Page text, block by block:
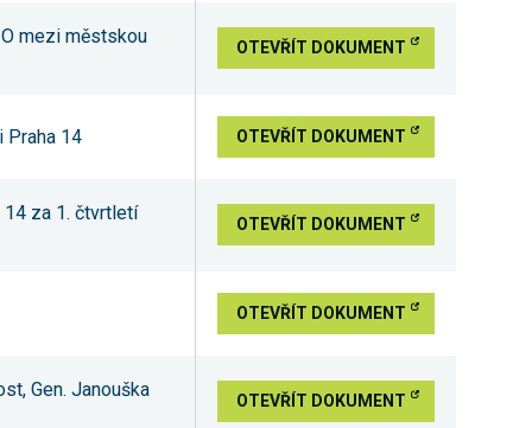
mezi městskou
OTEVŘÍT DOKUMENT
Praha 14 OTEVŘÍT DOKUMENT
14 za 1. čtvrtletí
OTEVŘÍT DOKUMENT
OTEVŘÍT DOKUMENT
Gen. Janouška
OTEVŘÍT DOKUMENT